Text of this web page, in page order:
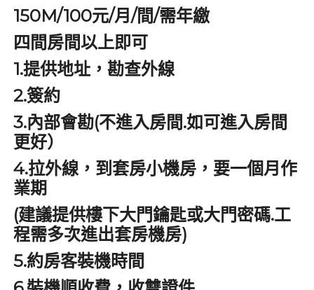
150M/100元/月 /間/需年繳
四間房間以上即可
1.提供地址，勘查外線
2.簽約
3.內部會勘(不進入房間.如可進入房間
更好）
4.拉外線，到套房小機房，要一個月作
業期
(建議提供樓下大門鑰匙或大門密碼.工
程需多次進出套房機房)
5.約房客裝機時間